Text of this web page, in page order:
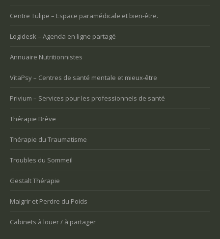
Centre Tulipe – Espace paramédicale et bien-être.
Logidesk – Agenda en ligne partagé
Annuaire Nutritionnistes
VitaPsy – Centres de santé mentale et mieux-être
Privium – Services pour les professionnels de santé
Thérapie Brève
Thérapie du Traumatisme
Troubles du Sommeil
Gestalt Thérapie
Maigrir et Perdre du Poids
Cabinets à louer / à partager